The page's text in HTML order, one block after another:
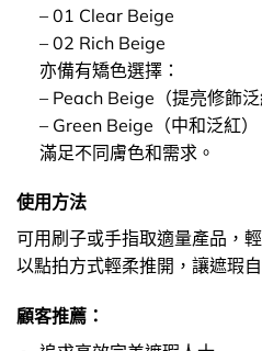
– 01 Clear Beige
– 02 Rich Beige
亦備有矯色選擇：
– Peach Beige（提亮修飾泛
– Green Beige（中和泛紅）
滿足不同膚色和需求。
使用方法
可用刷子或手指取適量產品，
以點拍方式輕柔推開，讓遮瑕
顧客推薦：